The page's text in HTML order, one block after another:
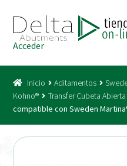
a
la
navegación
al
contenido
Acceso
Catálogo
Acceder
Inicio Aditamentos
Kohno®
Transfer Cubeta Abierta
compatible con Sweden